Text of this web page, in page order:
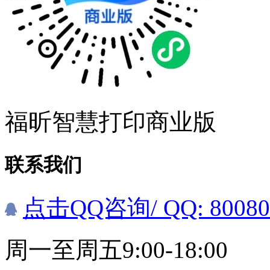
福昕智慧打印商业版
联系我们
点击QQ咨询/ QQ:
周一至周五9:00-18:00